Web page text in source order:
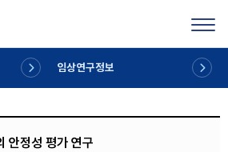
임상연구정보
안정성 평가 연구